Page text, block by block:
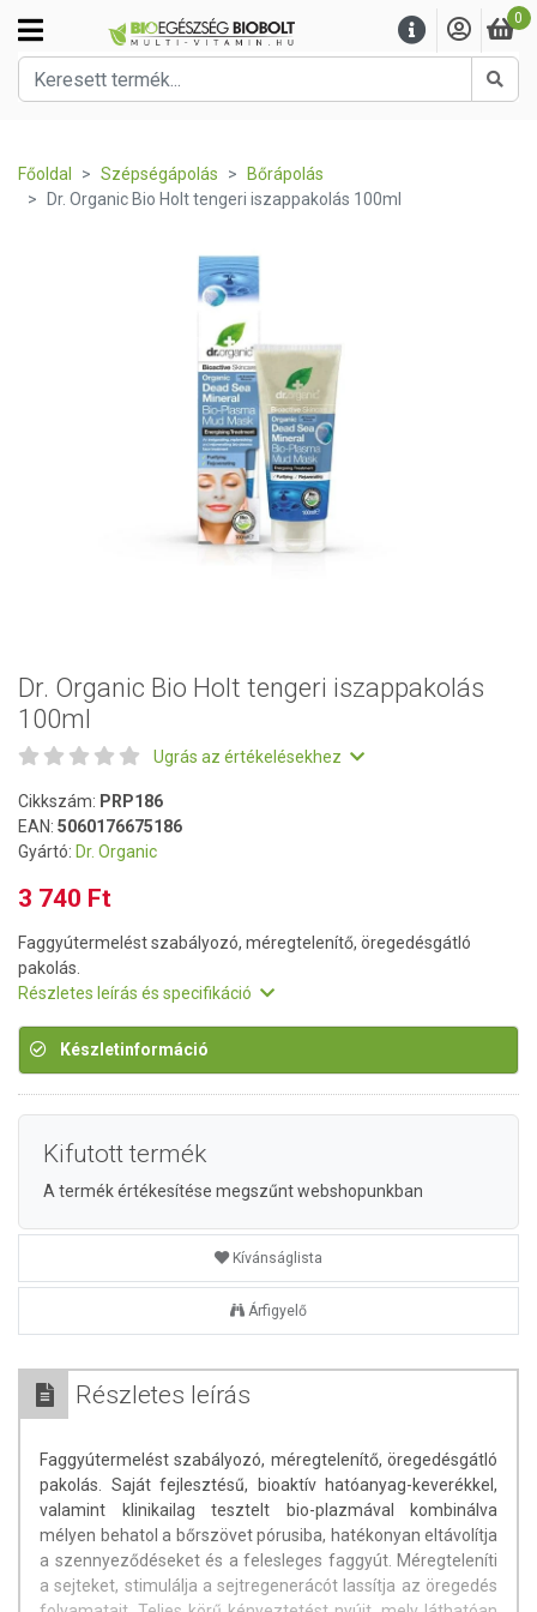
0
Főoldal Szépségápolás
Bőrápolás
Dr. Organic Bio Holt tengeri iszappakolás 100ml
Dr. Organic Bio Holt tengeri iszappakolás
100ml
Ugrás az értékelésekhez
Cikkszám: PRP186
EAN: 5060176675186
Gyártó: Dr. Organic
3 740 Ft
Faggyútermelést szabályozó, méregtelenítő, öregedésgátló
pakolás.
Részletes leírás és specifikáció
Készletinformáció
Kifutott termék
A termék értékesítése megszűnt webshopunkban
Kívánságlista
Árfigyelő
Részletes leírás
Faggyútermelést szabályozó, méregtelenítő, öregedésgátló
pakolás. Saját fejlesztésű, bioaktív hatóanyag-keverékkel,
valamint klinikailag tesztelt bio-plazmával kombinálva
mélyen behatol a bőrszövet pórusiba, hatékonyan eltávolítja
a szennyeződéseket és a felesleges faggyút. Méregteleníti
a sejteket, stimulálja a sejtregenerácót lassítja az öregedés